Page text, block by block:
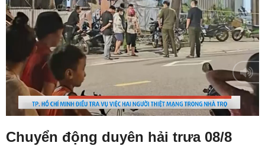
Mute Loaded:
4.10%
Chuyển động duyên hải trưa 08/8